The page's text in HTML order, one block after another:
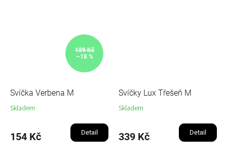
189 Kč
–18 %
Svíčka Verbena M
Skladem
154 Kč Detail
Svíčky Lux Třešeň M
Skladem
339 Kč Detail